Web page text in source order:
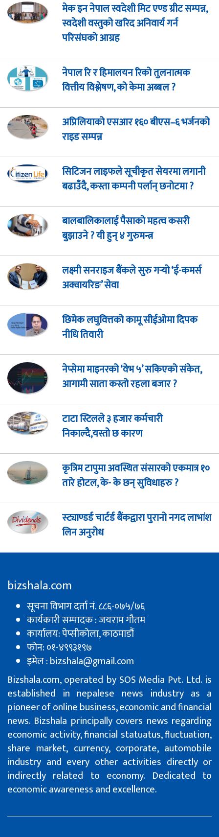
मेक इन नेपाल स्वदेशी मिट एण्ड ग्रीट सम्पन्न,
स्वदेशी वस्तुको खरिद अनिवार्य गर्न
परिसंघको आग्रह
नेपाल रि र हिमालयन रिको तुलनात्मक
वित्तीय विश्लेषण, को केमा अब्बल ?
अप्रिलियाको एसआर १६० बीएस–६ भर्जनको
राइड सम्पन्न
सिटिजन लाइफले सूचीकृत सेयरमा लगानी
बढाउँदै, कस्ता कम्पनी पर्लान् छनोटमा ?
बालबालिकालाई पैसाको महत्व कसरी
बुझाउने ? यी हुन् ४ गुरुमन्त्र
लक्ष्मी सनराइज बैंकले सुरु गर्‍यो ‘ई-कमर्स
अक्वायरिङ’ सेवा
छिमेक लघुवित्तको कामू सीईओमा दिपक
नीधि तिवारी
नेप्सेमा माइनरको ‘वेभ ५’ सकिएको संकेत,
आगामी साता कस्तो रहला बजार ?
टाटा स्टिलले ३ हजार कर्मचारी
निकाल्दै,यस्तो छ कारण
कृत्रिम टापुमा अवस्थित संसारको एकमात्र १०
तारे होटल, के- के छन् सुविधाहरु ?
स्ट्याण्डर्ड चार्टर्ड बैंकद्वारा पुरानो नगद लाभांश
लिन अनुरोध
bizshala.com
सूचना विभाग दर्ता नं. ८८६-०७५/७६
कार्यकारी सम्पादक : जयराम गौतम
कार्यालय: पेप्सीकाेला, काठमाडौं
फोन: ०१-४९९३१९७
इमेल : bizshala@gmail.com
Bizshala.com, operated by SOS Media Pvt. Ltd. is
established in nepalese news industry as a
pioneer of online business, economic and financial
news. Bizshala principally covers news regarding
economic activity, financial statuatus, fluctuation,
share market, currency, corporate, automobile
industry and every other activities directly or
indirectly related to economy. Dedicated to
economic awareness and excellence.